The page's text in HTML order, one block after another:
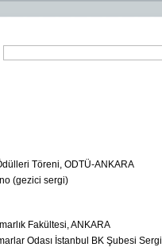
Töreni, ODTÜ-ANKARA
(gezici sergi)
Fakültesi, ANKARA
Odası İstanbul BK Şubesi Sergi